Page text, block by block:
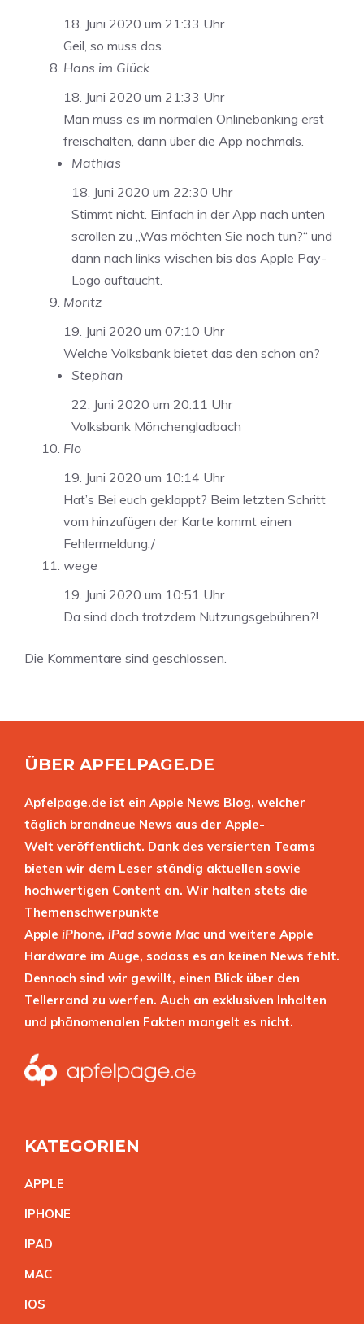
18. Juni 2020 um 21:33 Uhr
Geil, so muss das.
Hans im Glück
18. Juni 2020 um 21:33 Uhr
Man muss es im normalen Onlinebanking erst
freischalten, dann über die App nochmals.
Mathias
18. Juni 2020 um 22:30 Uhr
Stimmt nicht. Einfach in der App nach unten
scrollen zu „Was möchten Sie noch tun?“ und
dann nach links wischen bis das Apple Pay-
Logo auftaucht.
Moritz
19. Juni 2020 um 07:10 Uhr
Welche Volksbank bietet das den schon an?
Stephan
22. Juni 2020 um 20:11 Uhr
Volksbank Mönchengladbach
Flo
19. Juni 2020 um 10:14 Uhr
Hat’s Bei euch geklappt? Beim letzten Schritt
vom hinzufügen der Karte kommt einen
Fehlermeldung:/
wege
19. Juni 2020 um 10:51 Uhr
Da sind doch trotzdem Nutzungsgebühren?!
Die Kommentare sind geschlossen.
ÜBER APFELPAGE.DE
Apfelpage.de ist ein Apple News Blog, welcher
täglich brandneue News aus der Apple-
Welt veröffentlicht. Dank des versierten Teams
bieten wir dem Leser ständig aktuellen sowie
hochwertigen Content an. Wir halten stets die
Themenschwerpunkte
Apple iPhone, iPad sowie Mac und weitere Apple
Hardware im Auge, sodass es an keinen News fehlt.
Dennoch sind wir gewillt, einen Blick über den
Tellerrand zu werfen. Auch an exklusiven Inhalten
und phänomenalen Fakten mangelt es nicht.
KATEGORIEN
APPLE
IPHONE
IPAD
MAC
IOS